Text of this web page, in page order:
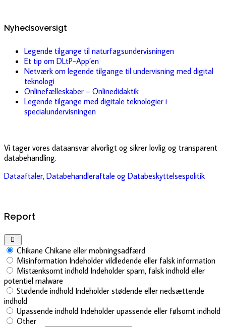
Nyhedsoversigt
Legende tilgange til naturfagsundervisningen
Et tip om DLtP-App’en
Netværk om legende tilgange til undervisning med digital
teknologi
Onlinefælleskaber – Onlinedidaktik
Legende tilgange med digitale teknologier i
specialundervisningen
Vi tager vores dataansvar alvorligt og sikrer lovlig og transparent
databehandling.
Dataaftaler, Databehandleraftale og Databeskyttelsespolitik
Report
Chikane Chikane eller mobningsadfærd
Misinformation Indeholder vildledende eller falsk information
Mistænksomt indhold Indeholder spam, falsk indhold eller
potentiel malware
Stødende indhold Indeholder stødende eller nedsættende
indhold
Upassende indhold Indeholder upassende eller følsomt indhold
Other